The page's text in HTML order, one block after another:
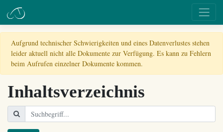
Aufgrund technischer Schwierigkeiten und eines Datenverlustes stehen
leider aktuell nicht alle Dokumente zur Verfügung. Es kann zu Fehlern
beim Aufrufen einzelner Dokumente kommen.
Inhaltsverzeichnis